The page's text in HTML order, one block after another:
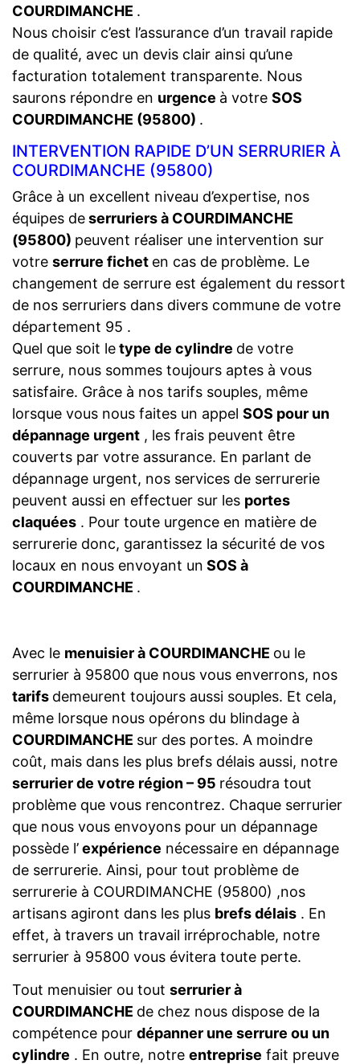
COURDIMANCHE .
Nous choisir c’est l’assurance d’un travail rapide
de qualité, avec un devis clair ainsi qu’une
facturation totalement transparente. Nous
saurons répondre en urgence à votre SOS
COURDIMANCHE (95800) .
INTERVENTION RAPIDE D’UN SERRURIER À
COURDIMANCHE (95800)
Grâce à un excellent niveau d’expertise, nos
équipes deserruriers à COURDIMANCHE
(95800) peuvent réaliser une intervention sur
votre serrure fichet en cas de problème. Le
changement de serrure est également du ressort
de nos serruriers dans divers commune de votre
département 95 .
Quel que soit letype de cylindre de votre
serrure, nous sommes toujours aptes à vous
satisfaire. Grâce à nos tarifs souples, même
lorsque vous nous faites un appel SOS pour un
dépannage urgent , les frais peuvent être
couverts par votre assurance. En parlant de
dépannage urgent, nos services de serrurerie
peuvent aussi en effectuer sur les portes
claquées . Pour toute urgence en matière de
serrurerie donc, garantissez la sécurité de vos
locaux en nous envoyant un SOS à
COURDIMANCHE .
Avec le menuisier à COURDIMANCHE ou le
serrurier à 95800 que nous vous enverrons, nos
tarifs demeurent toujours aussi souples. Et cela,
même lorsque nous opérons du blindage à
COURDIMANCHE sur des portes. A moindre
coût, mais dans les plus brefs délais aussi, notre
serrurier de votre région – 95 résoudra tout
problème que vous rencontrez. Chaque serrurier
que nous vous envoyons pour un dépannage
possède l’expérience nécessaire en dépannage
de serrurerie. Ainsi, pour tout problème de
serrurerie à COURDIMANCHE (95800) ,nos
artisans agiront dans les plus brefs délais . En
effet, à travers un travail irréprochable, notre
serrurier à 95800 vous évitera toute perte.
Tout menuisier ou tout serrurier à
COURDIMANCHE de chez nous dispose de la
compétence pour dépanner une serrure ou un
cylindre . En outre, notre entreprise fait preuve